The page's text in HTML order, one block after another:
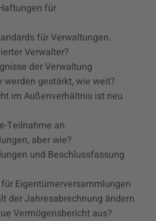
für
für Verwaltungen.
Verwalter?
der Verwaltung
werden gestärkt, wie weit?
im Außenverhältnis ist neu
Teilnahme an
aber wie?
und Beschlussfassung
Eigentümerversammlungen
der Jahresabrechnung ändern
Vermögensbericht aus?